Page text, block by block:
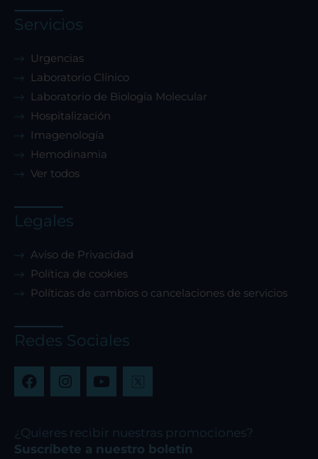
Servicios
Urgencias
Laboratorio Clínico
Laboratorio de Biología Molecular
Hospitalización
Imagenología
Hemodinamia
Ver todos
Legales
Aviso de Privacidad
Política de cookies
Políticas de cambios o cancelaciones de servicios
Redes Sociales
F
a
b
o
I
n
a
g
Y
o
u
b
¿Quieres recibir nuestras promociones?
Suscríbete a nuestro boletín